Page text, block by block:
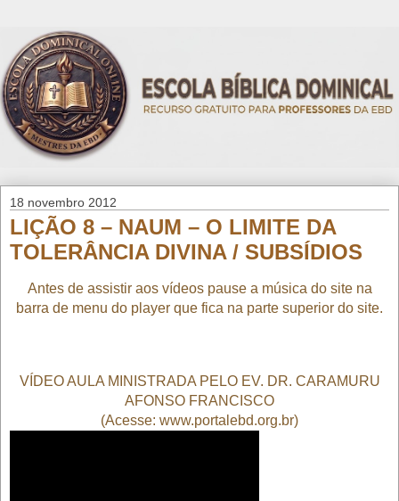
18 novembro 2012
LIÇÃO 8 – NAUM – O LIMITE DA
TOLERÂNCIA DIVINA / SUBSÍDIOS
Antes de assistir aos vídeos pause a música do site na
barra de menu do player que fica na parte superior do site.
VÍDEO AULA MINISTRADA PELO EV. DR. CARAMURU
AFONSO FRANCISCO
(Acesse: www.portalebd.org.br)